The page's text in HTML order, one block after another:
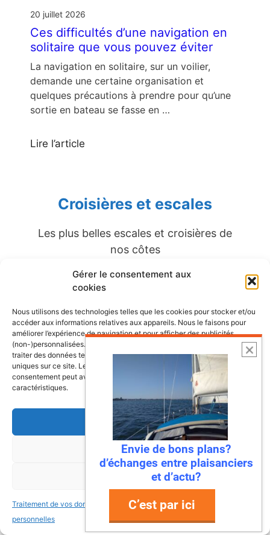
Gérer le consentement aux
cookies
Nous utilisons des technologies telles que les cookies pour stocker et/ou
accéder aux informations relatives aux appareils. Nous le faisons pour
améliorer l’expérience de navigation et pour afficher des publicités
(non-)personnalisées. Consentir à ces technologies nous autorisera à
traiter des données telles que le comportement de navigation ou les ID
uniques sur ce site. Le fait de ne pas consentir ou de retirer son
consentement peut avoir un effet négatif sur certaines fonctonnalités et
caractéristiques.
Accepter
Refuser
Voir les préférences
Traitement de vos données
personnelles
Traitement de vos données
personnelles
20 juillet 2026
Ces difficultés d’une navigation en
solitaire que vous pouvez éviter
La navigation en solitaire, sur un voilier,
demande une certaine organisation et
quelques précautions à prendre pour qu’une
sortie en bateau se fasse en …
Lire l’article
Croisières et escales
Les plus belles escales et croisières de
nos côtes
Envie de fraicheur ? Larguez les
amarres direction la Normandie
Imaginez : des falaises vertigineuses qui
plongent dans une mer turquoise, des ports
Envie de bons plans?
d’échanges entre plaisanciers
et d’actu?
C’est par ici